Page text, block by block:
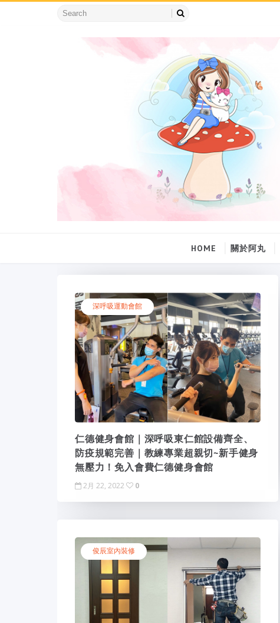
HOME 關於阿丸
深呼吸運動會館
仁德健身會館｜深呼吸東仁館設備齊全、
防疫規範完善｜教練專業超親切~新手健身
無壓力！免入會費仁德健身會館
2月 22, 2022 0
俊辰室內裝修